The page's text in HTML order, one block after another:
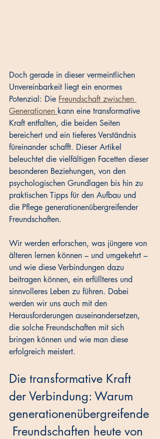
Doch gerade in dieser vermeintlichen
Unvereinbarkeit liegt ein enormes
Potenzial: Die Freundschaft zwischen
Generationen kann eine transformative
Kraft entfalten, die beiden Seiten
bereichert und ein tieferes Verständnis
füreinander schafft. Dieser Artikel
beleuchtet die vielfältigen Facetten dieser
besonderen Beziehungen, von den
psychologischen Grundlagen bis hin zu
praktischen Tipps für den Aufbau und
die Pflege generationenübergreifender
Freundschaften.
Wir werden erforschen, was jüngere von
älteren lernen können – und umgekehrt –
und wie diese Verbindungen dazu
beitragen können, ein erfüllteres und
sinnvolleres Leben zu führen. Dabei
werden wir uns auch mit den
Herausforderungen auseinandersetzen,
die solche Freundschaften mit sich
bringen können und wie man diese
erfolgreich meistert.
Die transformative Kraft
der Verbindung: Warum
generationenübergreifende
Freundschaften heute von